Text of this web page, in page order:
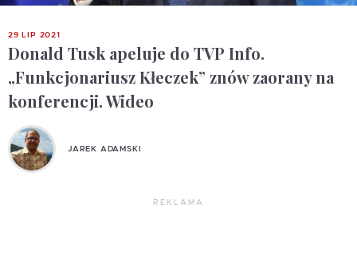
29 LIP 2021
Donald Tusk apeluje do TVP Info.
„Funkcjonariusz Kłeczek” znów zaorany na
konferencji. Wideo
JAREK ADAMSKI
REKLAMA